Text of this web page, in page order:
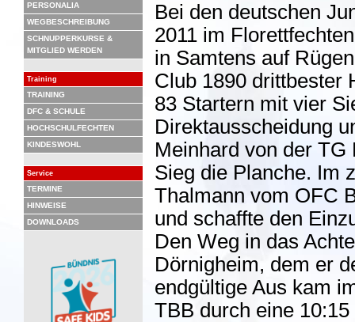
PERSONALIA
WEGBESCHREIBUNG
SCHNUPPERKURSE &
MITGLIED WERDEN
Training
TRAINING
DFC & SCHULE
HOCHSCHULFECHTEN
KINDESWOHL
Service
TERMINE
HINWEISE
DOWNLOADS
Bei den deutschen
2011 im Florettfechten
in Samtens auf
Club 1890 drittbester
83 Startern mit vier
Direktausscheidung
Meinhard von der
Sieg die Planche. Im
Thalmann vom OFC
und schaffte den
Den Weg in das
Dörnigheim, dem er
endgültige Aus kam
TBB durch eine